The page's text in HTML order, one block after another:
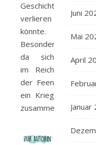
Geschichten
verlieren
könnte.
Besonders,
da sich
im Reich
der Feen
ein Krieg
zusammenbraut…
Juni
Mai
April
Januar